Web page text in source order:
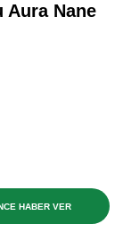
Aura Nane
HABER VER